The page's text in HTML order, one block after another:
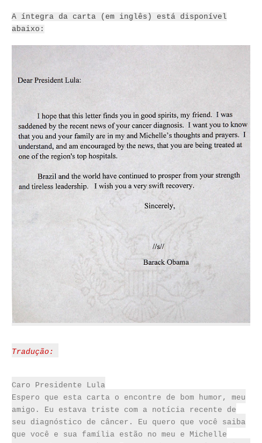
A íntegra da carta (em inglês) está disponível
abaixo:
Tradução:
Caro Presidente
Lula
Espero que
esta carta o encontre de bom humor , meu
amigo.
Eu estava triste com a notícia recente de
seu
diagnóstico de câncer. Eu
quero que você saiba
que você
e sua família estão no meu e
Michelle